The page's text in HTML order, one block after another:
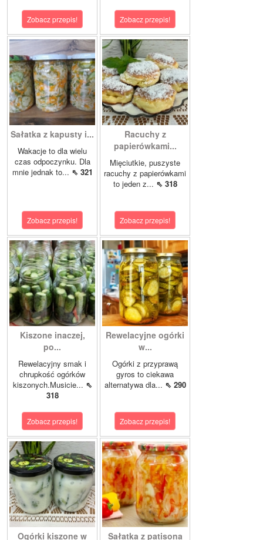
Zobacz przepis! Zobacz przepis!
Sałatka z kapusty i...
Wakacje to dla wielu
czas odpoczynku. Dla
mnie jednak to... ⇖ 321
Zobacz przepis!
Racuchy z
papierówkami...
Mięciutkie, puszyste
racuchy z papierówkami
to jeden z... ⇖ 318
Zobacz przepis!
Kiszone inaczej,
po...
Rewelacyjny smak i
chrupkość ogórków
kiszonych.Musicie... ⇖
318
Zobacz przepis!
Rewelacyjne ogórki
w...
Ogórki z przyprawą
gyros to ciekawa
alternatywa dla... ⇖ 290
Zobacz przepis!
Ogórki kiszone w Sałatka z patisona